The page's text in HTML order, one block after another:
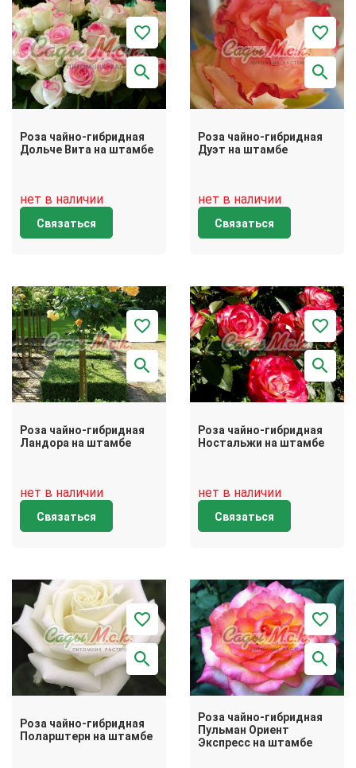
Роза чайно-гибридная
Дольче Вита на штамбе
нет в наличии
Связаться
Роза чайно-гибридная
Дуэт на штамбе
нет в наличии
Связаться
Роза чайно-гибридная
Ландора на штамбе
нет в наличии
Связаться
Роза чайно-гибридная
Ностальжи на штамбе
нет в наличии
Связаться
Роза чайно-гибридная
Поларштерн на штамбе
Роза чайно-гибридная
Пульман Ориент
Экспресс на штамбе